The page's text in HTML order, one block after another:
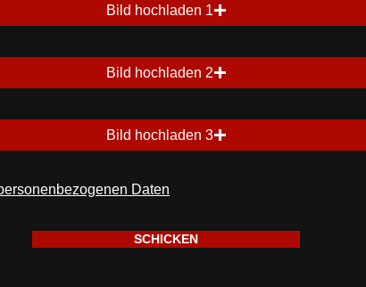
Bild hochladen 1
Bild hochladen 2
Bild hochladen 3
Daten
SCHICKEN